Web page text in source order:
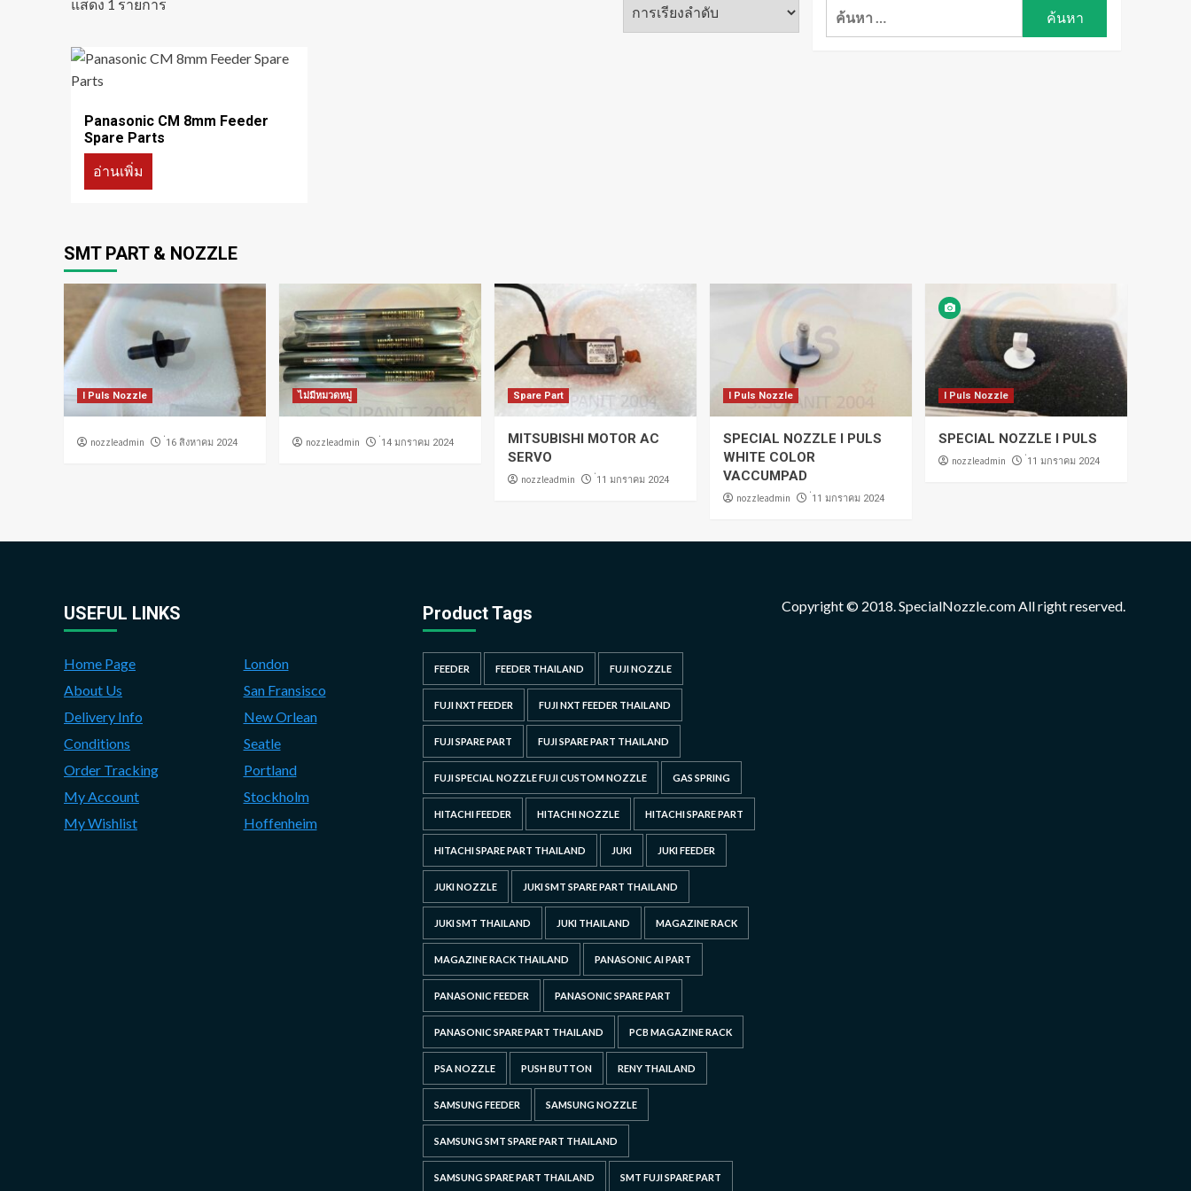
แสดง 1 รายการ
Panasonic CM 8mm Feeder
Spare Parts
อ่านเพิ่ม
ค้นหา
SMT PART & NOZZLE
I Puls Nozzle
nozzleadmin ่16 สิงหาคม 2024
ไม่มีหมวดหมู่
nozzleadmin ่14 มกราคม 2024
Spare Part
MITSUBISHI MOTOR AC
SERVO
nozzleadmin ่11 มกราคม 2024
I Puls Nozzle
SPECIAL NOZZLE I PULS
WHITE COLOR
VACCUMPAD
nozzleadmin ่11 มกราคม 2024
I Puls Nozzle
SPECIAL NOZZLE I PULS
nozzleadmin ่11 มกราคม 2024
USEFUL LINKS
Home Page
About Us
Delivery Info
Conditions
Order Tracking
My Account
My Wishlist
London
San Fransisco
New Orlean
Seatle
Portland
Stockholm
Hoffenheim
Product Tags
FEEDER FEEDER THAILAND FUJI NOZZLE
FUJI NXT FEEDER FUJI NXT FEEDER THAILAND
FUJI SPARE PART FUJI SPARE PART THAILAND
FUJI SPECIAL NOZZLE FUJI CUSTOM NOZZLE GAS SPRING
HITACHI FEEDER HITACHI NOZZLE HITACHI SPARE PART
HITACHI SPARE PART THAILAND JUKI JUKI FEEDER
JUKI NOZZLE JUKI SMT SPARE PART THAILAND
JUKI SMT THAILAND JUKI THAILAND MAGAZINE RACK
MAGAZINE RACK THAILAND PANASONIC AI PART
PANASONIC FEEDER PANASONIC SPARE PART
PANASONIC SPARE PART THAILAND PCB MAGAZINE RACK
PSA NOZZLE PUSH BUTTON RENY THAILAND
SAMSUNG FEEDER SAMSUNG NOZZLE
SAMSUNG SMT SPARE PART THAILAND
SAMSUNG SPARE PART THAILAND SMT FUJI SPARE PART
Copyright © 2018. SpecialNozzle.com All right reserved.